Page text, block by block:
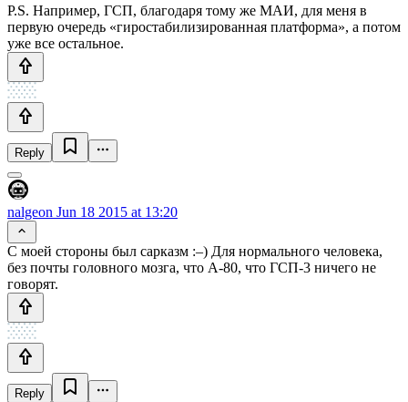
P.S. Например, ГСП, благодаря тому же МАИ, для меня в
первую очередь «гиростабилизированная платформа», а потом
уже все остальное.
Reply
nalgeon Jun 18 2015 at 13:20
С моей стороны был сарказм :–) Для нормального человека,
без почты головного мозга, что А-80, что ГСП-3 ничего не
говорят.
Reply